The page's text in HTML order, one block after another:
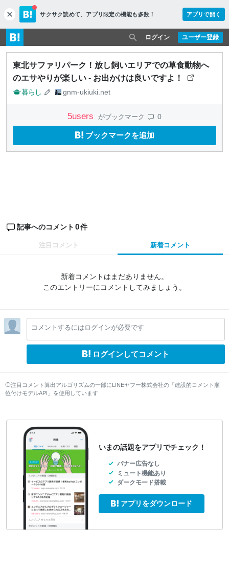
c
l
o
s
e
サクサク読めて、 アプリ限定の機能も多数！ アプリで開く
ユーザー登録
ログイン
東北サファリパーク！放し飼いエリアでの草食動物へ
のエサやりが楽しい - お出かけは良いですよ！
暮らし gnm-ukiuki.net
5users がブックマーク 0
ブックマークを追加
記事へのコメント 0件
注目コメント 新着コメント
新着コメントはまだありません。
このエントリーにコメントしてみましょう。
コメントするにはログインが必要です
ログインしてコメント
注目コメント算出アルゴリズムの一部にLINEヤフー株式会社の「建設的コメント順
位付けモデルAPI」を使用しています
いまの話題をアプリでチェック！
バナー広告なし
ミュート機能あり
ダークモード搭載
アプリをダウンロード